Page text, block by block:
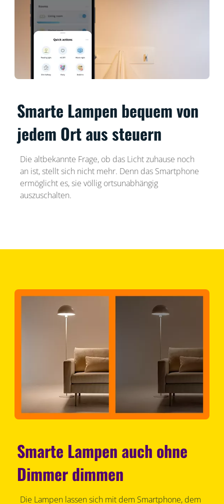
Smarte Lampen bequem von
jedem Ort aus steuern
Die altbekannte Frage, ob das Licht zuhause noch
an ist, stellt sich nicht mehr. Denn das Smartphone
ermöglicht es, sie völlig ortsunabhängig
auszuschalten.
Smarte Lampen auch ohne
Dimmer dimmen
Die Lampen lassen sich mit dem Smartphone, dem